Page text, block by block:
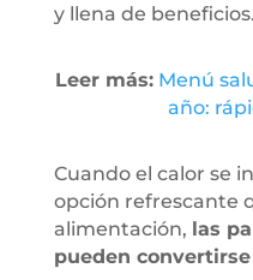
y llena de beneficios.
Leer más: Menú
año:
Cuando el calor se
opción refrescante
alimentación, las
pueden